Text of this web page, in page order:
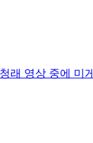
래 영상 중에 미